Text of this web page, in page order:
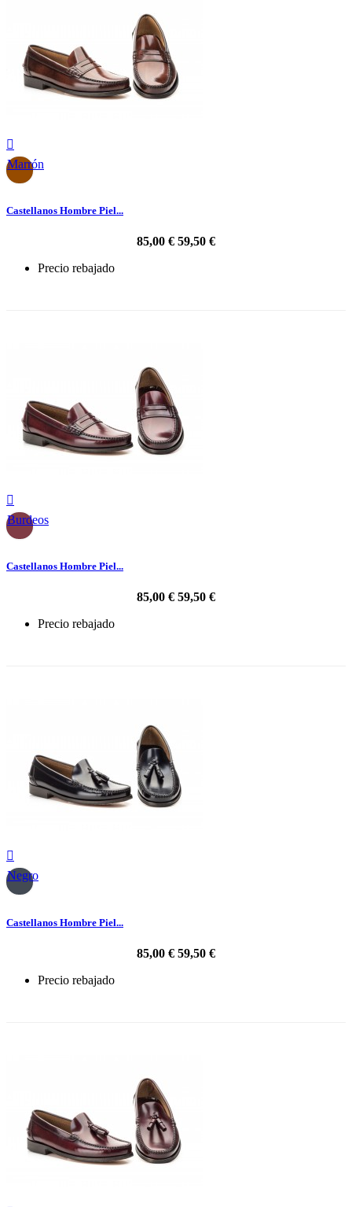

Marrón
Castellanos Hombre Piel...
85,00 € 59,50 €
Precio rebajado

Burdeos
Castellanos Hombre Piel...
85,00 € 59,50 €
Precio rebajado

Negro
Castellanos Hombre Piel...
85,00 € 59,50 €
Precio rebajado